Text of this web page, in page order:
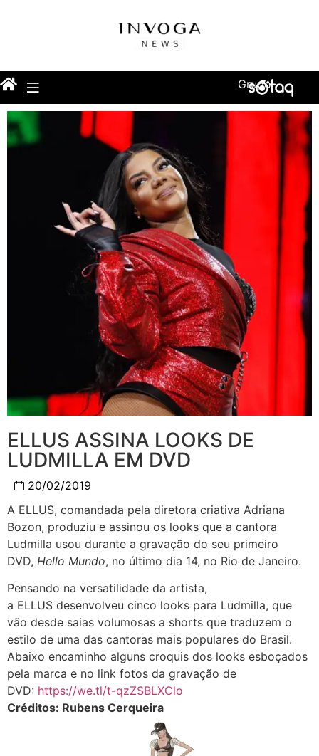
Grupo
ELLUS ASSINA LOOKS DE
LUDMILLA EM DVD
20/02/2019
A ELLUS, comandada pela diretora criativa Adriana
Bozon, produziu e assinou os looks que a cantora
Ludmilla usou durante a gravação do seu primeiro
DVD, Hello Mundo, no último dia 14, no Rio de Janeiro.
Pensando na versatilidade da artista,
a ELLUS desenvolveu cinco looks para Ludmilla, que
vão desde saias volumosas a shorts que traduzem o
estilo de uma das cantoras mais populares do Brasil.
Abaixo encaminho alguns croquis dos looks esboçados
pela marca e no link fotos da gravação de
DVD: https://we.tl/t-qzZSBLXClo
Créditos: Rubens Cerqueira